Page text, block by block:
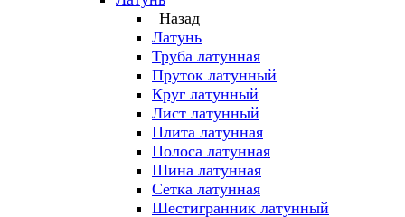
Назад
Латунь
Труба латунная
Пруток латунный
Круг латунный
Лист латунный
Плита латунная
Полоса латунная
Шина латунная
Сетка латунная
Шестигранник латунный